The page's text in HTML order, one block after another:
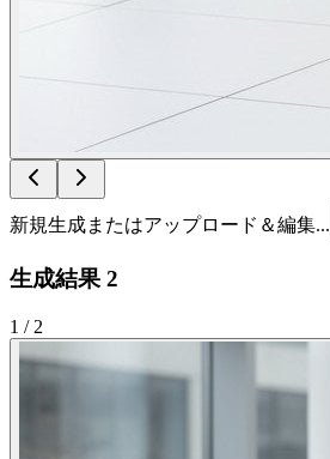
新規生成またはアップロード＆編集...
生成結果 2
1 /2